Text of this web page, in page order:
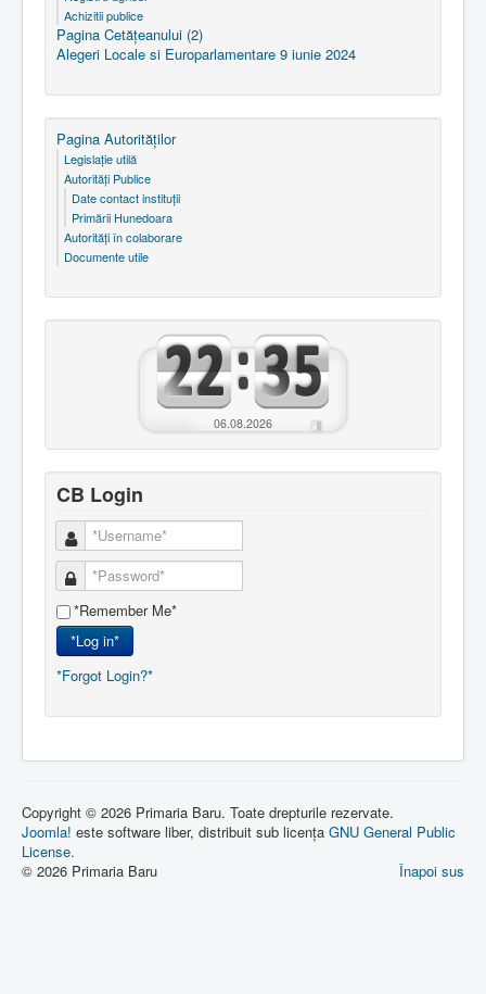
Achizitii publice
Pagina Cetăţeanului (2)
Alegeri Locale si Europarlamentare 9 iunie 2024
Pagina Autorităţilor
Legislaţie utilă
Autorităţi Publice
Date contact instituţii
Primării Hunedoara
Autorităţi în colaborare
Documente utile
06.08.2026
CB Login
*Remember Me*
*Log in*
*Forgot Login?*
Copyright © 2026 Primaria Baru. Toate drepturile rezervate.
Joomla! este software liber, distribuit sub licența GNU General Public
License.
Înapoi sus
© 2026 Primaria Baru